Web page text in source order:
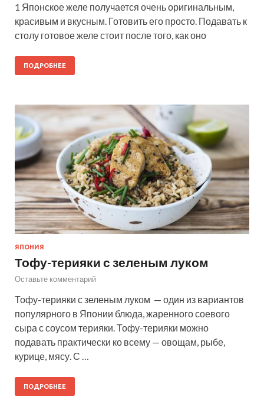
1 Японское желе получается очень оригинальным,
красивым и вкусным. Готовить его просто. Подавать к
столу готовое желе стоит после того, как оно
ПОДРОБНЕЕ
ЯПОНИЯ
Тофу-терияки с зеленым луком
Оставьте комментарий
Тофу-терияки с зеленым луком — один из вариантов
популярного в Японии блюда, жаренного соевого
сыра с соусом терияки. Тофу-терияки можно
подавать практически ко всему — овощам, рыбе,
курице, мясу. С …
ПОДРОБНЕЕ